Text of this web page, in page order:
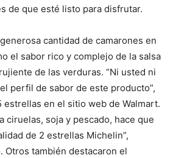
de que esté listo para disfrutar.
cantidad de camarones en
el sabor rico y complejo de la salsa
de las verduras. “Ni usted ni
perfil de sabor de este producto”,
estrellas en el sitio web de Walmart.
ciruelas, soja y pescado, hace que
de 2 estrellas Michelin”,
Otros también destacaron el